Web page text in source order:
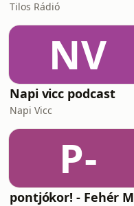
Tilos Rádió
NV
Napi vicc podcast
Napi Vicc
P-